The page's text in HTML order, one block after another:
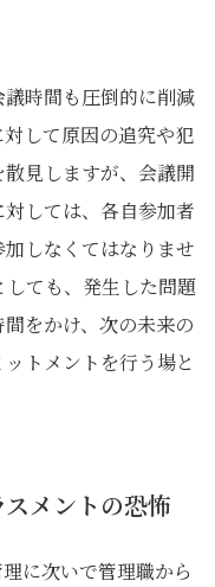
時間も圧倒的に削減
して原因の追究や犯
見しますが、会議開
しては、各自参加者
しなくてはなりませ
ても、発生した問題
をかけ、次の未来の
トメントを行う場と
メントの恐怖
に次いで管理職から